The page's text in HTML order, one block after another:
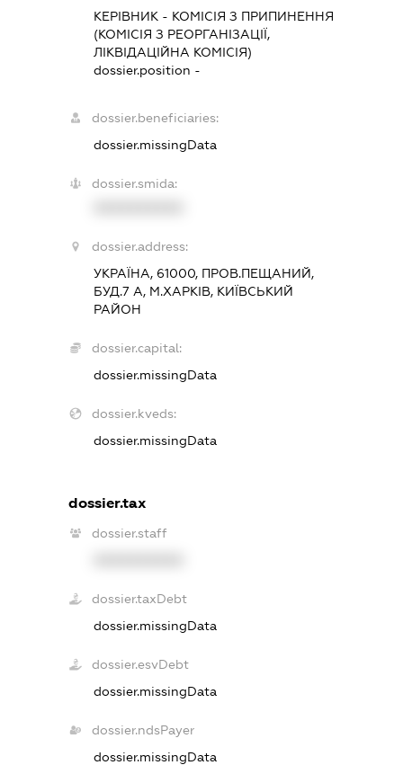
КЕРІВНИК - КОМІСІЯ З ПРИПИНЕННЯ
(КОМІСІЯ З РЕОРГАНІЗАЦІЇ,
ЛІКВІДАЦІЙНА КОМІСІЯ)
dossier.position -
dossier.beneficiaries:
dossier.missingData
dossier.smida:
dossier.address:
УКРАЇНА, 61000, ПРОВ.ПЕЩАНИЙ,
БУД.7 А, М.ХАРКІВ, КИЇВСЬКИЙ
РАЙОН
dossier.capital:
dossier.missingData
dossier.kveds:
dossier.missingData
dossier.tax
dossier.staff
dossier.taxDebt
dossier.missingData
dossier.esvDebt
dossier.missingData
dossier.ndsPayer
dossier.missingData